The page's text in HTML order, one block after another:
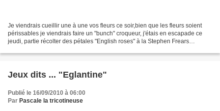
Je viendrais cueillir une à une vos fleurs ce soir,bien que les fleurs soient
périssables je viendrais faire un "bunch" croqueur, j'étais en escapade ce
jeudi, partie récolter des pétales "English roses" à la Stephen Frears
Jeux dits ... "Eglantine"
Publié le 16/09/2010 à 06:00
Par Pascale la tricotineuse